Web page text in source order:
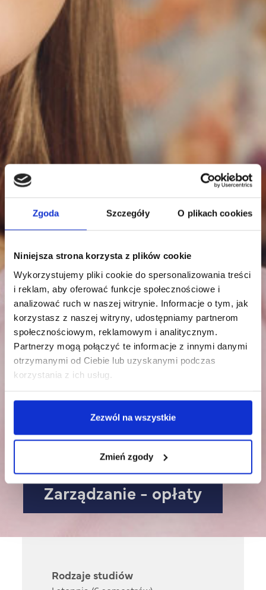
Zgoda Szczegóły O plikach cookies
Niniejsza strona korzysta z plików cookie
Wykorzystujemy pliki cookie do spersonalizowania treści
i reklam, aby oferować funkcje społecznościowe i
analizować ruch w naszej witrynie. Informacje o tym, jak
korzystasz z naszej witryny, udostępniamy partnerom
społecznościowym, reklamowym i analitycznym.
Partnerzy mogą połączyć te informacje z innymi danymi
otrzymanymi od Ciebie lub uzyskanymi podczas
korzystania z ich usług.
Zezwól na wszystkie
Zmień zgody
Zarządzanie - opłaty
Rodzaje studiów